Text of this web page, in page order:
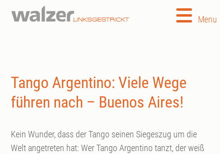
Menu
Tango Argentino: Viele Wege
führen nach – Buenos Aires!
Kein Wunder, dass der Tango seinen Siegeszug um die
Welt angetreten hat: Wer Tango Argentino tanzt, der weiß